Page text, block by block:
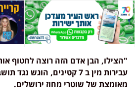
"הצילו, הבן אדם הזה רוצה לחטוף
עבירות מין ב 7 קטינים,
מאומצת של שוטרי מחוז ירושלים.